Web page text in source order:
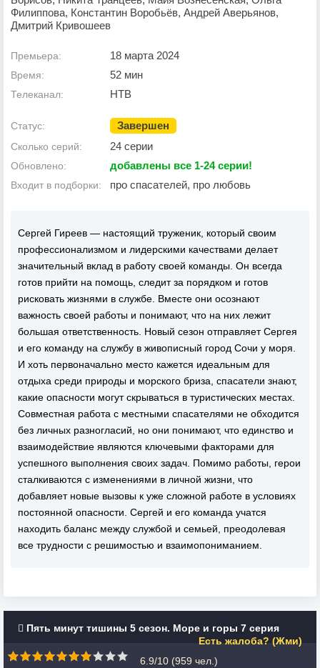
Филиппова, Константин Воробьёв, Андрей Аверьянов,
Дмитрий Кривошеев
Премьера: 18 марта 2024
Время: 52 мин
Телеканал: НТВ
Статус: Завершен
Сколько серий: 24 серии
Обновлено: добавлены все 1-24 серии!
Входит в подборки: про спасателей, про любовь
Сергей Гиреев — настоящий труженик, который своим
профессионализмом и лидерскими качествами делает
значительный вклад в работу своей команды. Он всегда
готов прийти на помощь, следит за порядком и готов
рисковать жизнями в службе. Вместе они осознают
важность своей работы и понимают, что на них лежит
большая ответственность. Новый сезон отправляет Сергея
и его команду на службу в живописный город Сочи у моря.
И хоть первоначально место кажется идеальным для
отдыха среди природы и морского бриза, спасатели знают,
какие опасности могут скрываться в туристических местах.
Совместная работа с местными спасателями не обходится
без личных разногласий, но они понимают, что единство и
взаимодействие являются ключевыми факторами для
успешного выполнения своих задач. Помимо работы, герои
сталкиваются с изменениями в личной жизни, что
добавляет новые вызовы к уже сложной работе в условиях
постоянной опасности. Сергей и его команда учатся
находить баланс между службой и семьей, преодолевая
все трудности с решимостью и взаимопониманием.
Пять минут тишины 5 сезон. Море и горы 7 серия
Есть жалоба? (Жми)
6.9/10 (959 чел.)